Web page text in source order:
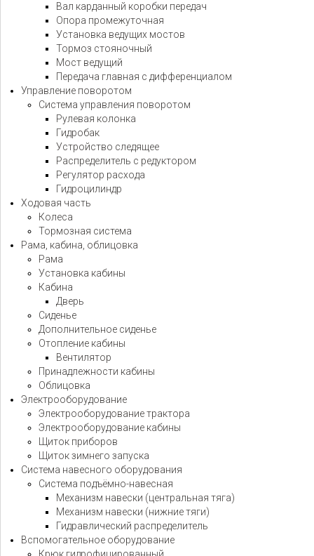
Вал карданный коробки передач
Опора промежуточная
Установка ведущих мостов
Тормоз стояночный
Мост ведущий
Передача главная с дифференциалом
Управление поворотом
Система управления поворотом
Рулевая колонка
Гидробак
Устройство следящее
Распределитель с редуктором
Регулятор расхода
Гидроцилиндр
Ходовая часть
Колеса
Тормозная система
Рама, кабина, облицовка
Рама
Установка кабины
Кабина
Дверь
Сиденье
Дополнительное сиденье
Отопление кабины
Вентилятор
Принадлежности кабины
Облицовка
Электрооборудование
Электрооборудование трактора
Электрооборудование кабины
Щиток приборов
Щиток зимнего запуска
Система навесного оборудования
Система подъёмно-навесная
Механизм навески (центральная тяга)
Механизм навески (нижние тяги)
Гидравлический распределитель
Вспомогательное оборудование